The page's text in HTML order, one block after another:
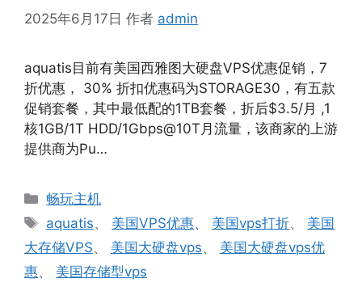
2025年6月17日 作者 admin
aquatis目前有美国西雅图大硬盘VPS优惠促销，7
折优惠， 30% 折扣优惠码为STORAGE30，有五款
促销套餐，其中最低配的1TB套餐，折后$3.5/月 ,1
核1GB/1T HDD/1Gbps@10T月流量，该商家的上游
提供商为Pu…
分
畅玩主机
标
签
aquatis、 美国VPS优惠、 美国vps打折、 美国
大存储VPS、 美国大硬盘vps、 美国大硬盘vps优
惠、 美国存储型vps